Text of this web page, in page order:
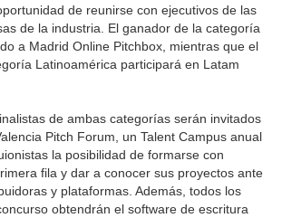
de reunirse con ejecutivos de las
de la industria. El ganador de la categoría
a Madrid Online Pitchbox, mientras que el
Latinoamérica participará en Latam
de ambas categorías serán invitados
Pitch Forum, un Talent Campus anual
la posibilidad de formarse con
fila y dar a conocer sus proyectos ante
y plataformas. Además, todos los
obtendrán el software de escritura